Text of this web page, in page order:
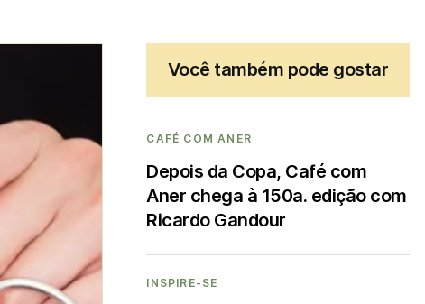
Você também pode gostar
CAFÉ COM ANER
Depois da Copa, Café com
Aner chega à 150a. edição com
Ricardo Gandour
INSPIRE-SE